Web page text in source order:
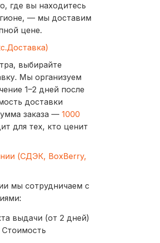
где вы находитесь
— мы доставим
цене.
выбирайте
Мы организуем
1–2 дней после
доставки
заказа — 1000
для тех, кто ценит
(СДЭК, BoxBerry,
мы сотрудничаем с
выдачи (от 2 дней)